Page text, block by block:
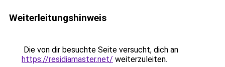
Weiterleitungshinweis
Die von dir besuchte Seite versucht, dich an
https://residiamaster.net/ weiterzuleiten.